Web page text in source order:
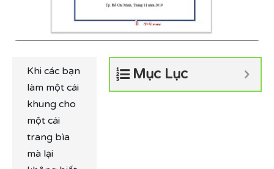
Mục Lục
Khi các bạn
làm một cái
khung cho
một cái
trang bìa
mà lại